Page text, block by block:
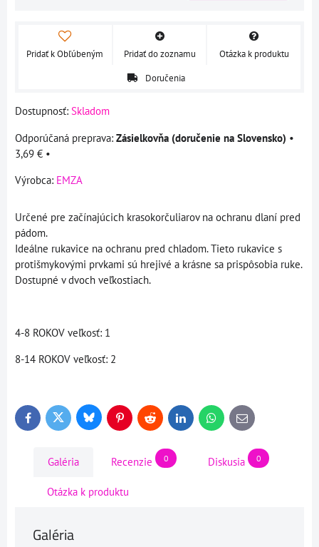
Pridať k Obľúbeným Pridať do zoznamu
Otázka k produktu
Doručenia
Dostupnosť: Skladom
Zásielkovňa (doručenie na Slovensko) •
3,69 € •
Výrobca: EMZA
Určené pre začínajúcich krasokorčuliarov na ochranu dlaní pred
pádom.
Ideálne rukavice na ochranu pred chladom. Tieto rukavice s
protišmykovými prvkami sú hrejivé a krásne sa prispôsobia ruke.
Dostupné v dvoch veľkostiach.
4-8 ROKOV veľkosť: 1
8-14 ROKOV veľkosť: 2
FacebookTwitter BlueskyPinterestReddit LinkedInWhatsApp
E-
mail
Galéria Recenzie 0 Diskusia 0
Otázka k produktu
Galéria